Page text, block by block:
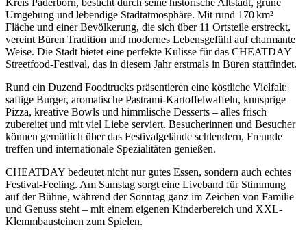
Kreis Paderborn, besticht durch seine historische Altstadt, grüne
Umgebung und lebendige Stadtatmosphäre. Mit rund 170 km²
Fläche und einer Bevölkerung, die sich über 11 Ortsteile erstreckt,
vereint Büren Tradition und modernes Lebensgefühl auf charmante
Weise. Die Stadt bietet eine perfekte Kulisse für das CHEATDAY
Streetfood-Festival, das in diesem Jahr erstmals in Büren stattfindet.
Rund ein Duzend Foodtrucks präsentieren eine köstliche Vielfalt:
saftige Burger, aromatische Pastrami-Kartoffelwaffeln, knusprige
Pizza, kreative Bowls und himmlische Desserts – alles frisch
zubereitet und mit viel Liebe serviert. Besucherinnen und Besucher
können gemütlich über das Festivalgelände schlendern, Freunde
treffen und internationale Spezialitäten genießen.
CHEATDAY bedeutet nicht nur gutes Essen, sondern auch echtes
Festival-Feeling. Am Samstag sorgt eine Liveband für Stimmung
auf der Bühne, während der Sonntag ganz im Zeichen von Familie
und Genuss steht – mit einem eigenen Kinderbereich und XXL-
Klemmbausteinen zum Spielen.